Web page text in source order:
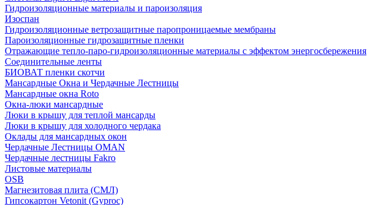
Гидроизоляционные материалы и пароизоляция
Изоспан
Гидроизоляционные ветрозащитные паропроницаемые мембраны
Пароизоляционные гидрозащитные пленки
Отражающие тепло-паро-гидроизоляционные материалы с эффектом энергосбережения
Соединительные ленты
БИОВАТ пленки скотчи
Мансардные Окна и Чердачные Лестницы
Мансардные окна Roto
Окна-люки мансардные
Люки в крышу для теплой мансарды
Люки в крышу для холодного чердака
Оклады для мансардных окон
Чердачные Лестницы OMAN
Чердачные лестницы Fakro
Листовые материалы
OSB
Магнезитовая плита (СМЛ)
Гипсокартон Vetonit (Gyproc)